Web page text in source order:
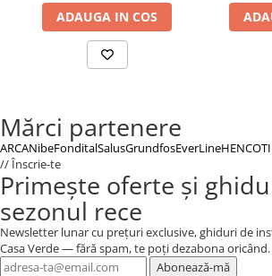
ADAUGA IN COS
Mărci partenere
ARCANibeFonditalSalusGrundfosEverLineHENCO
// Înscrie-te
Primește oferte și
sezonul rece
Newsletter lunar cu prețuri exclusive, ghiduri de
Casa Verde — fără spam, te poți dezabona oricând.
Abonează-mă